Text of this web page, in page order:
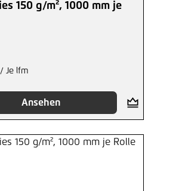
150 g/m², 1000 mm je
/ Je lfm
Ansehen